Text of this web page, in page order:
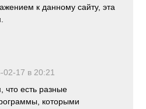
к данному сайту, эта
02-17 в 20:21
что есть разные
которыми